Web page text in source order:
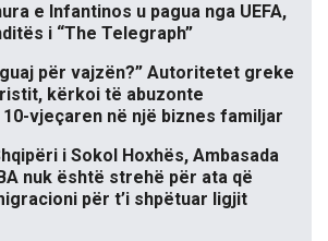
e Infantinos u pagua nga UEFA,
i “The Telegraph”
për vajzën?” Autoritetet greke
kërkoi të abuzonte
vjeçaren në një biznes familjar
i Sokol Hoxhës, Ambasada
nuk është strehë për ata që
për t’i shpëtuar ligjit